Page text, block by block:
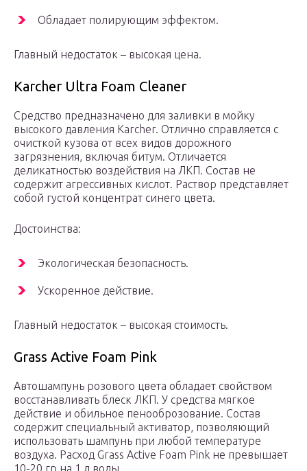
Обладает полирующим эффектом.
Главный недостаток – высокая цена.
Karcher Ultra Foam Cleaner
Средство предназначено для заливки в мойку
высокого давления Karcher. Отлично справляется с
очисткой кузова от всех видов дорожного
загрязнения, включая битум. Отличается
деликатностью воздействия на ЛКП. Состав не
содержит агрессивных кислот. Раствор представляет
собой густой концентрат синего цвета.
Достоинства:
Экологическая безопасность.
Ускоренное действие.
Главный недостаток – высокая стоимость.
Grass Active Foam Pink
Автошампунь розового цвета обладает свойством
восстанавливать блеск ЛКП. У средства мягкое
действие и обильное пенооброзование. Состав
содержит специальный активатор, позволяющий
использовать шампунь при любой температуре
воздуха. Расход Grass Active Foam Pink не превышает
10-20 гр на 1 л воды.